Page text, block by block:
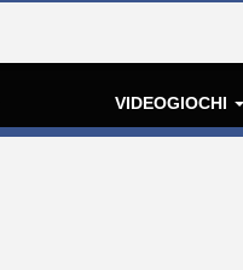
VIDEOGIOCHI